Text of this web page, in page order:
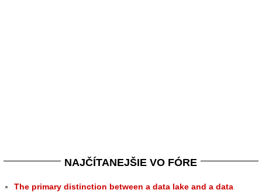
NAJČÍTANEJŠIE VO FÓRE
The primary distinction between a data lake and a data